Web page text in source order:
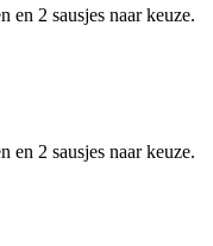
en 2 sausjes naar keuze.
en 2 sausjes naar keuze.